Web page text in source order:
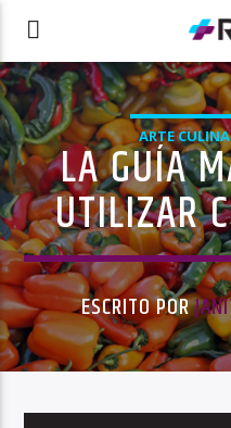
ARTE
LA GUÍA
UTILIZAR
ESCRITO POR